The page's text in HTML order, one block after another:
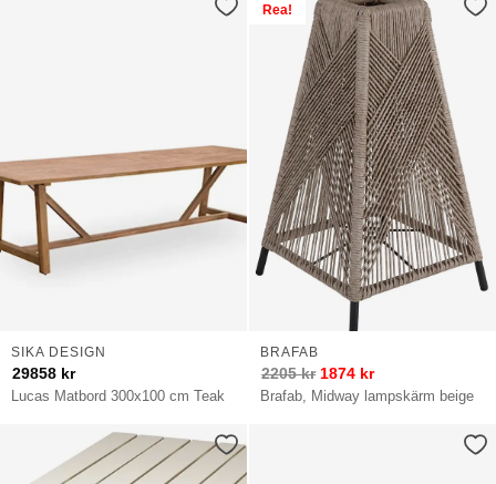
Lucas Matbord 300x100 cm Teak
SIKA DESIGN
29858 kr
Rea!
Brafab, Midway lampskärm beige
BRAFAB
2205kr 1874 kr